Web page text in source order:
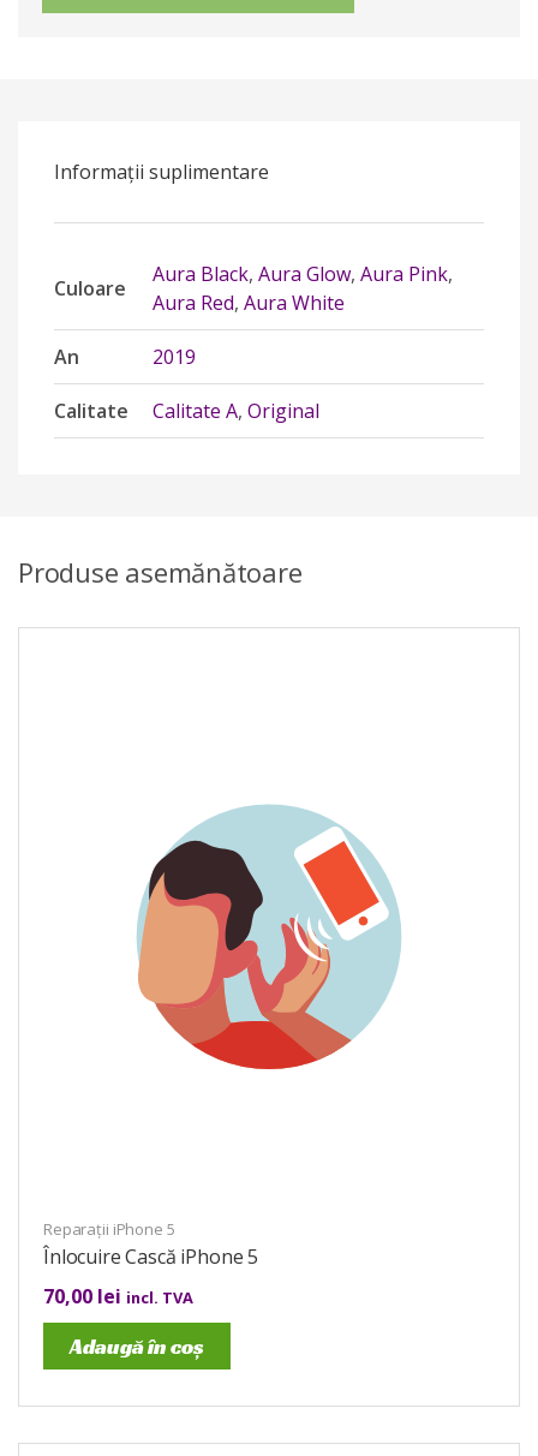
Informații suplimentare
Culoare
Aura Black, Aura Glow, Aura Pink,
Aura Red, Aura White
An 2019
Calitate Calitate A, Original
Produse asemănătoare
Reparații iPhone 5
Înlocuire Cască iPhone 5
70,00 lei incl. TVA
Adaugă în coș